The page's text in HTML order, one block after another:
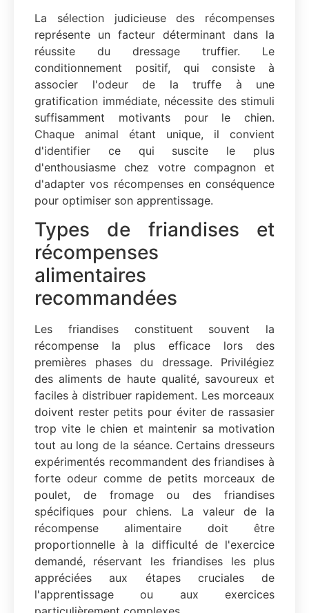
La sélection judicieuse des récompenses
représente un facteur déterminant dans la
réussite du dressage truffier. Le
conditionnement positif, qui consiste à
associer l'odeur de la truffe à une
gratification immédiate, nécessite des stimuli
suffisamment motivants pour le chien.
Chaque animal étant unique, il convient
d'identifier ce qui suscite le plus
d'enthousiasme chez votre compagnon et
d'adapter vos récompenses en conséquence
pour optimiser son apprentissage.
Types de friandises et
récompenses
alimentaires
recommandées
Les friandises constituent souvent la
récompense la plus efficace lors des
premières phases du dressage. Privilégiez
des aliments de haute qualité, savoureux et
faciles à distribuer rapidement. Les morceaux
doivent rester petits pour éviter de rassasier
trop vite le chien et maintenir sa motivation
tout au long de la séance. Certains dresseurs
expérimentés recommandent des friandises à
forte odeur comme de petits morceaux de
poulet, de fromage ou des friandises
spécifiques pour chiens. La valeur de la
récompense alimentaire doit être
proportionnelle à la difficulté de l'exercice
demandé, réservant les friandises les plus
appréciées aux étapes cruciales de
l'apprentissage ou aux exercices